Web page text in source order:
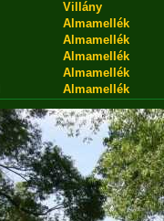
Villány
Almamellék
Almamellék
Almamellék
Almamellék
Almamellék